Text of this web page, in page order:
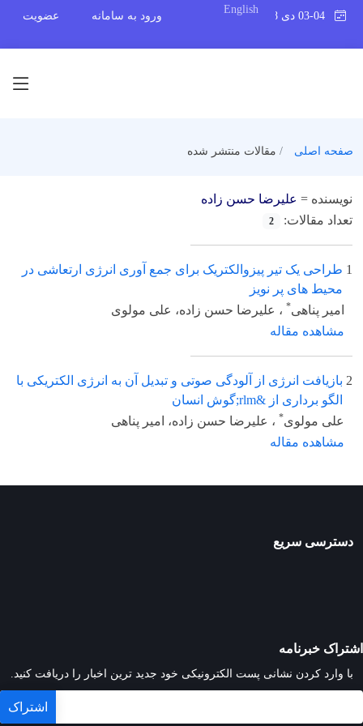
English
ورود به سامانه عضویت
صفحه اصلی مقالات منتشر شده
نویسنده = علیرضا حسن زاده
تعداد مقالات:
2
1 طراحی یک تیر پیزوالکتریک برای جمع آوری انرژی ارتعاشی در
محیط های پر نویز
امیر پناهی* ، علیرضا حسن زاده، علی مولوی
مشاهده مقاله
2 بازیافت انرژی از آلودگی صوتی و تبدیل آن به انرژی الکتریکی با
الگو برداری از &rlm;گوش انسان
علی مولوی* ، علیرضا حسن زاده، امیر پناهی
مشاهده مقاله
دسترسی سریع
اشتراک خبرنامه
با وارد کردن نشانی پست الکترونیکی خود جدید ترین اخبار را دریافت کنید.